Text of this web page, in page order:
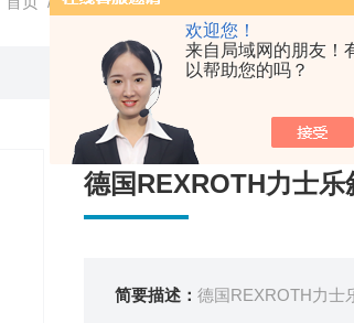
欢迎您！
来自局域网的朋友！
以帮助您的吗？
德国REXROTH力士
简要描述： 德国REXROTH力士